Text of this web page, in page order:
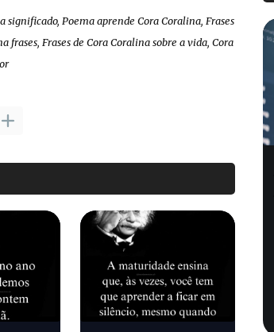
significado, Poema aprende Cora Coralina, Frases
Frases de Cora Coralina sobre a vida, Cora